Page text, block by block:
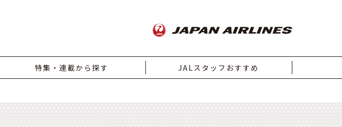
特集・連載から探す JALスタッフおすすめ